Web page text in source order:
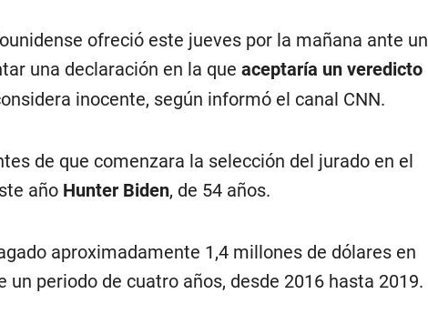
ofreció este jueves por la mañana ante un
una declaración en la que aceptaría un veredicto
inocente, según informó el canal CNN.
de que comenzara la selección del jurado en el
año Hunter Biden, de 54 años.
aproximadamente 1,4 millones de dólares en
periodo de cuatro años, desde 2016 hasta 2019.